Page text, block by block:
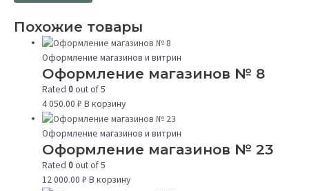
Похожие товары
Оформление магазинов и витрин
Оформление магазинов № 8
Rated0out of 5
4 050.00₽ В корзину
Оформление магазинов и витрин
Оформление магазинов № 23
Rated0out of 5
12 000.00₽ В корзину